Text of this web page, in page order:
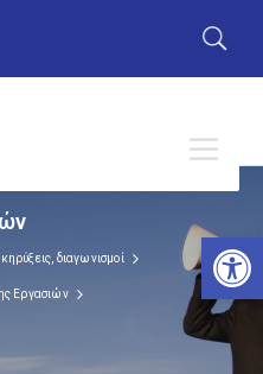
διαγωνισμοί
Εργασιών